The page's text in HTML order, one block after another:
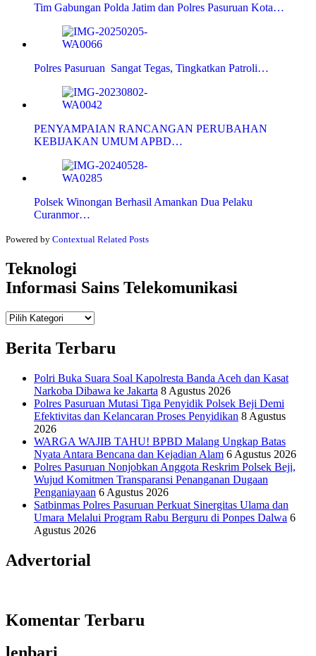
Tim Gabungan Polda Jatim dan Polres Pasuruan Kota…
Polres Pasuruan Sangat Tegas, Tingkatkan Patroli…
PENYAMPAIAN RANCANGAN PERUBAHAN
KEBIJAKAN UMUM APBD…
Polsek Winongan Berhasil Amankan Dua Pelaku
Curanmor…
Powered by Contextual Related Posts
Teknologi
Informasi Sains Telekomunikasi
Teknologi
Berita Terbaru
Polri Buka Suara Soal Kapolresta Banda Aceh dan Kasat
Narkoba Dibawa ke Jakarta 8 Agustus 2026
Polres Pasuruan Mutasi Tiga Penyidik Polsek Beji Demi
Efektivitas dan Kelancaran Proses Penyidikan 8 Agustus
2026
WARGA WAJIB TAHU! BPBD Malang Ungkap Batas
Nyata Antara Bencana dan Kejadian Alam 6 Agustus 2026
Polres Pasuruan Nonjobkan Anggota Reskrim Polsek Beji,
Wujud Komitmen Transparansi Penanganan Dugaan
Penganiayaan 6 Agustus 2026
Satbinmas Polres Pasuruan Perkuat Sinergitas Ulama dan
Umara Melalui Program Rabu Berguru di Ponpes Dalwa 6
Agustus 2026
Advertorial
Komentar Terbaru